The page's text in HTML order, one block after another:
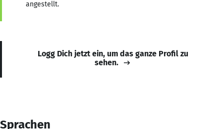
angestellt.
Logg Dich jetzt ein, um das ganze Profil zu
sehen.
Sprachen